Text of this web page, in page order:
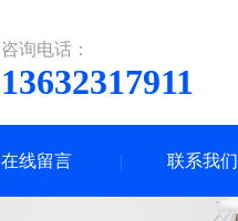
咨询电话：
13632317911
在线留言 联系我们